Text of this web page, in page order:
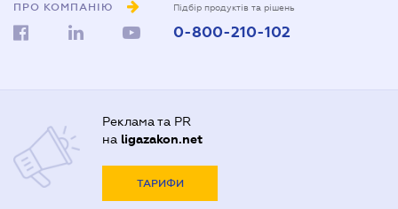
ПРО КОМПАНІЮ Підбір продуктів та рішень
0-800-210-102
Реклама та PR
на ligazakon.net
ТАРИФИ